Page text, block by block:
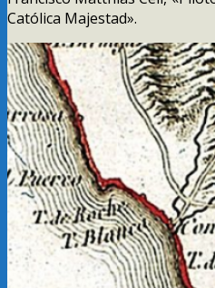
Católica Majestad».